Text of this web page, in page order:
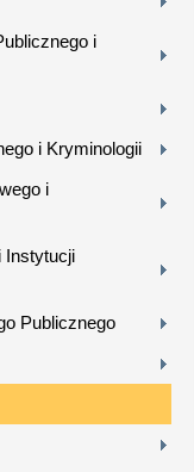
i
i Kryminologii
i
Instytucji
Publicznego